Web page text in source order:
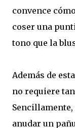
convence
coser una
tono que la
Además de
no requiere
anudar un